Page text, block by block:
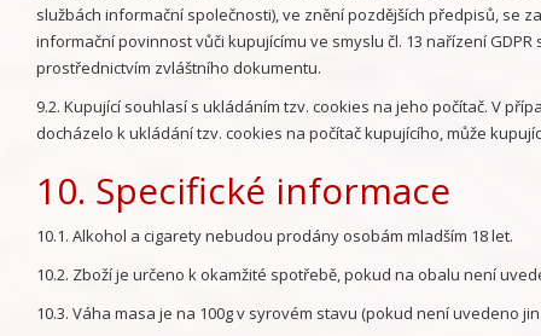
službách informační společnosti), ve znění pozdějších předpisů, se
informační povinnost vůči kupujícímu ve smyslu čl. 13 nařízení
prostřednictvím zvláštního dokumentu.
9.2. Kupující souhlasí s ukládáním tzv. cookies na jeho počítač. V
docházelo k ukládání tzv. cookies na počítač kupujícího, může
10. Specifické informace
10.1. Alkohol a cigarety nebudou prodány osobám mladším 18 let.
10.2. Zboží je určeno k okamžité spotřebě, pokud na obalu není
10.3. Váha masa je na 100g v syrovém stavu (pokud není uvedeno